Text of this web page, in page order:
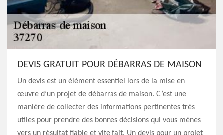
DEVIS GRATUIT POUR DÉBARRAS DE MAISON
Un devis est un élément essentiel lors de la mise en
œuvre d’un projet de débarras de maison. C’est une
manière de collecter des informations pertinentes très
utiles pour prendre des bonnes décisions qui vous mènes
vers un résultat fiable et vite fait. Un devis pour un projet